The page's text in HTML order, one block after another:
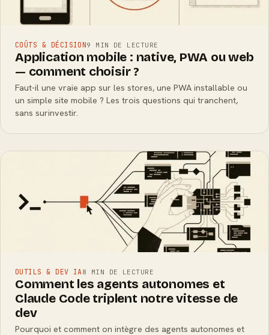
COÛTS & DÉCISION9 MIN DE LECTURE
Application mobile : native, PWA ou web
— comment choisir ?
Faut-il une vraie app sur les stores, une PWA installable ou
un simple site mobile ? Les trois questions qui tranchent,
sans surinvestir.
OUTILS & DEV IA8 MIN DE LECTURE
Comment les agents autonomes et
Claude Code triplent notre vitesse de
dev
Pourquoi et comment on intègre des agents autonomes et